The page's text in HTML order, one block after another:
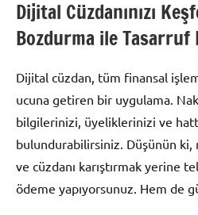
Dijital Cüzdanınızı
Bozdurma ile Tasarruf
Dijital cüzdan, tüm finansal
ucuna getiren bir uygulama.
bilgilerinizi, üyeliklerinizi ve
bulundurabilirsiniz. Düşünün ki,
ve cüzdanı karıştırmak yerine
ödeme yapıyorsunuz. Hem de